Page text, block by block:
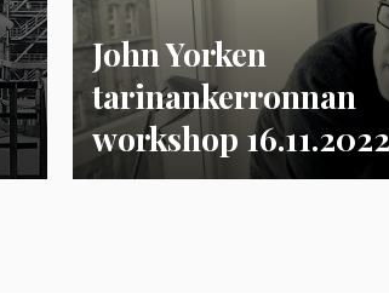
John Yorken
tarinankerronnan
workshop 16.11.2022